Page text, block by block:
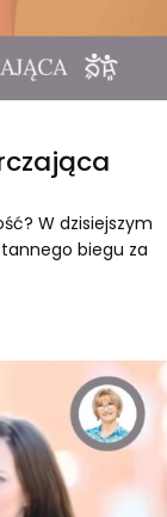
W dzisiejszym
biegu za